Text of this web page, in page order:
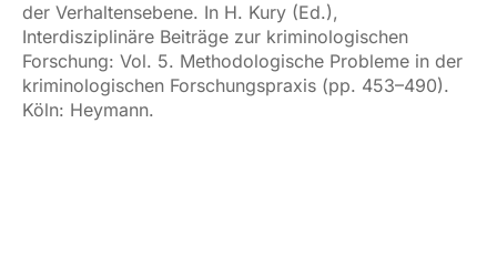
der Verhaltensebene. In H. Kury (Ed.),
Interdisziplinäre Beiträge zur kriminologischen
Forschung: Vol. 5. Methodologische Probleme in der
kriminologischen Forschungspraxis (pp. 453–490).
Köln: Heymann.